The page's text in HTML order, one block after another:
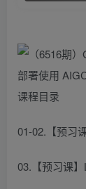
课程目录
01-02.【预习
03.【预习课